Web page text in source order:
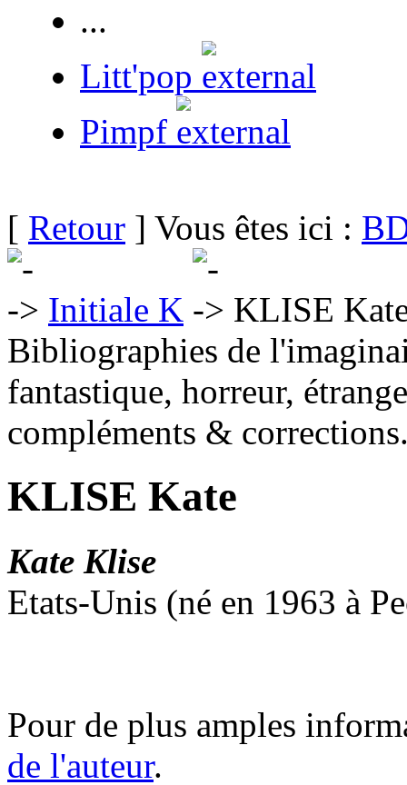
...
Litt'pop
Pimpf
[ Retour ] Vous êtes ici :
Initiale K
KLISE
Bibliographies de
fantastique, horreur,
compléments &
KLISE Kate
Kate Klise
Etats-Unis (né en 1963 à
Pour de plus amples
de l'auteur.